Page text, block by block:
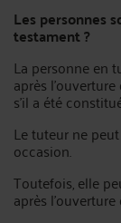
Les personnes
testament ?
La personne en
après
s'il a été
Le tuteur ne
occasion.
Toutefois, elle
après